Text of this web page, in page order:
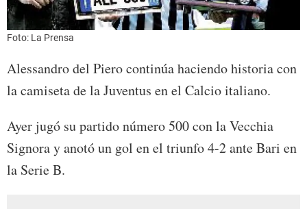
Foto: La Prensa
Alessandro del Piero continúa haciendo historia con
la camiseta de la Juventus en el Calcio italiano.
Ayer jugó su partido número 500 con la Vecchia
Signora y anotó un gol en el triunfo 4-2 ante Bari en
la Serie B.